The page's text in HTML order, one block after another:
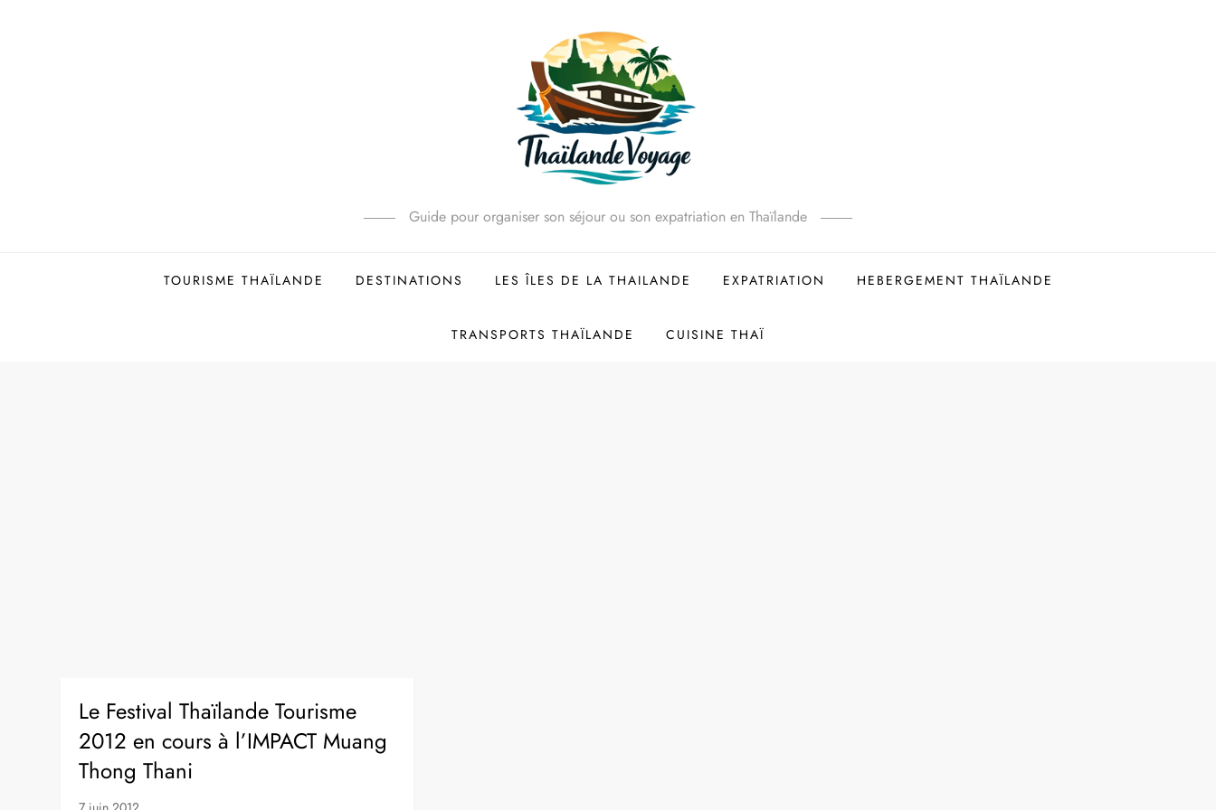
Guide pour organiser son séjour ou son expatriation en Thaïlande
TOURISME THAÏLANDE DESTINATIONS LES ÎLES DE LA THAILANDE EXPATRIATION HEBERGEMENT THAÏLANDE
TRANSPORTS THAÏLANDE CUISINE THAÏ
Le Festival Thaïlande Tourisme
2012 en cours à l’IMPACT Muang
Thong Thani